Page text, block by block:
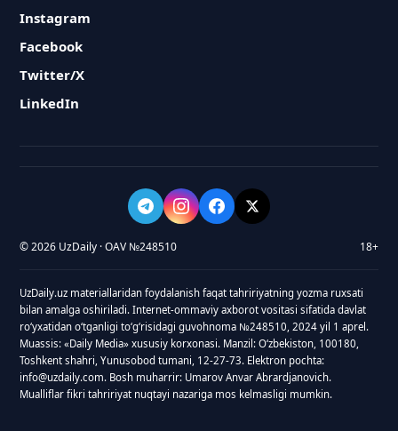
Instagram
Facebook
Twitter/X
LinkedIn
© 2026 UzDaily · OAV №248510 18+
UzDaily.uz materiallaridan foydalanish faqat tahririyatning yozma ruxsati
bilan amalga oshiriladi. Internet-ommaviy axborot vositasi sifatida davlat
roʻyxatidan oʻtganligi toʻgʻrisidagi guvohnoma №248510, 2024 yil 1 aprel.
Muassis: «Daily Media» xususiy korxonasi. Manzil: Oʻzbekiston, 100180,
Toshkent shahri, Yunusobod tumani, 12-27-73. Elektron pochta:
info@uzdaily.com. Bosh muharrir: Umarov Anvar Abrardjanovich.
Mualliflar fikri tahririyat nuqtayi nazariga mos kelmasligi mumkin.